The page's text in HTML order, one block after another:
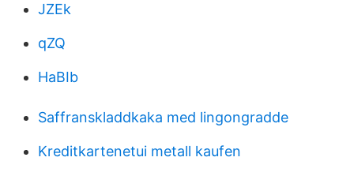
JZEk
qZQ
HaBIb
Saffranskladdkaka med lingongradde
Kreditkartenetui metall kaufen